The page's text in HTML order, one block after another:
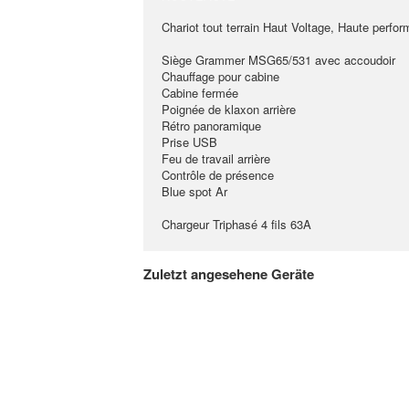
Chariot tout terrain Haut Voltage, Haute
Siège Grammer MSG65/531 avec accoudoir
Chauffage pour cabine
Cabine fermée
Poignée de klaxon arrière
Rétro panoramique
Prise USB
Feu de travail arrière
Contrôle de présence
Blue spot Ar
Chargeur Triphasé 4 fils 63A
Zuletzt angesehene Geräte